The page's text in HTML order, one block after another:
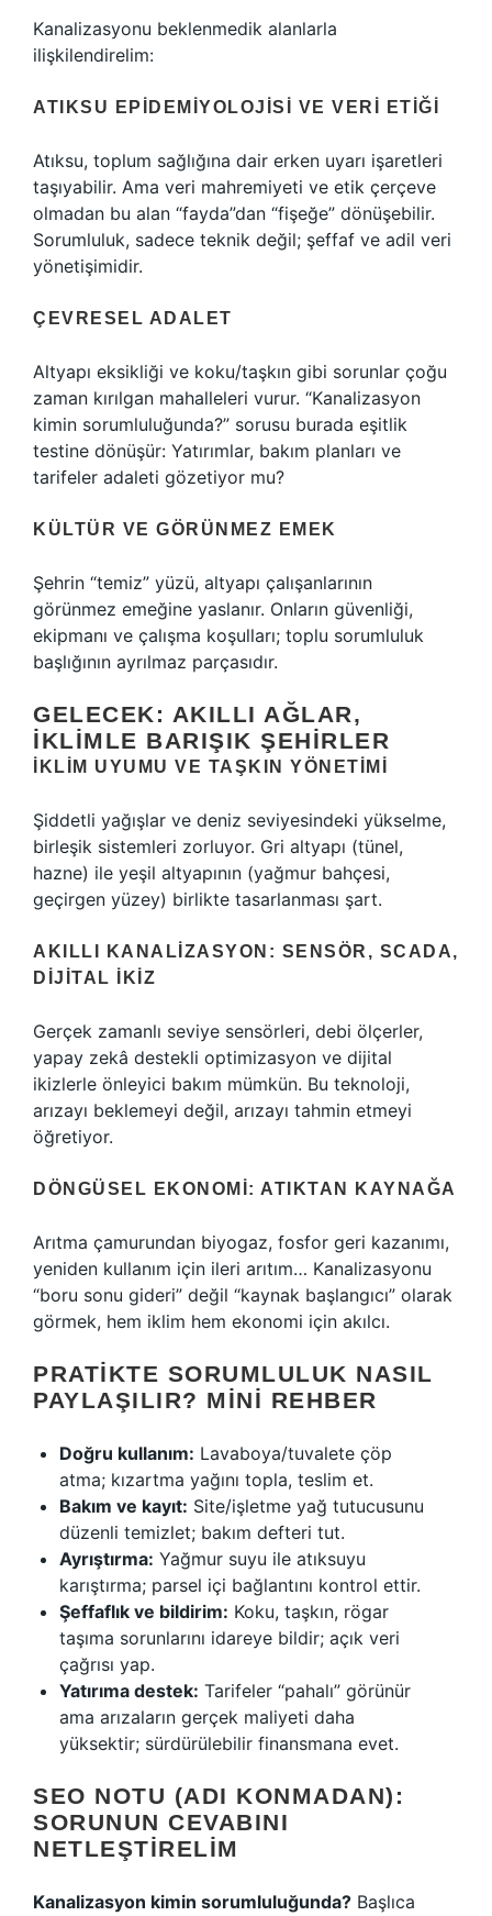
Kanalizasyonu beklenmedik alanlarla
ilişkilendirelim:
ATIKSU EPIDEMIYOLOJISI VE VERI ETIĞI
Atıksu, toplum sağlığına dair erken uyarı işaretleri
taşıyabilir. Ama veri mahremiyeti ve etik çerçeve
olmadan bu alan “fayda”dan “fişeğe” dönüşebilir.
Sorumluluk, sadece teknik değil; şeffaf ve adil veri
yönetişimidir.
ÇEVRESEL ADALET
Altyapı eksikliği ve koku/taşkın gibi sorunlar çoğu
zaman kırılgan mahalleleri vurur. “Kanalizasyon
kimin sorumluluğunda?” sorusu burada eşitlik
testine dönüşür: Yatırımlar, bakım planları ve
tarifeler adaleti gözetiyor mu?
KÜLTÜR VE GÖRÜNMEZ EMEK
Şehrin “temiz” yüzü, altyapı çalışanlarının
görünmez emeğine yaslanır. Onların güvenliği,
ekipmanı ve çalışma koşulları; toplu sorumluluk
başlığının ayrılmaz parçasıdır.
GELECEK: AKILLI AĞLAR,
İKLIMLE BARIŞIK ŞEHIRLER
İKLIM UYUMU VE TAŞKIN YÖNETIMI
Şiddetli yağışlar ve deniz seviyesindeki yükselme,
birleşik sistemleri zorluyor. Gri altyapı (tünel,
hazne) ile yeşil altyapının (yağmur bahçesi,
geçirgen yüzey) birlikte tasarlanması şart.
AKILLI KANALIZASYON: SENSÖR, SCADA,
DIJITAL İKIZ
Gerçek zamanlı seviye sensörleri, debi ölçerler,
yapay zekâ destekli optimizasyon ve dijital
ikizlerle önleyici bakım mümkün. Bu teknoloji,
arızayı beklemeyi değil, arızayı tahmin etmeyi
öğretiyor.
DÖNGÜSEL EKONOMI: ATIKTAN KAYNAĞA
Arıtma çamurundan biyogaz, fosfor geri kazanımı,
yeniden kullanım için ileri arıtım… Kanalizasyonu
“boru sonu gideri” değil “kaynak başlangıcı” olarak
görmek, hem iklim hem ekonomi için akılcı.
PRATIKTE SORUMLULUK NASIL
PAYLAŞILIR? MINI REHBER
Doğru kullanım: Lavaboya/tuvalete çöp
atma; kızartma yağını topla, teslim et.
Bakım ve kayıt: Site/işletme yağ tutucusunu
düzenli temizlet; bakım defteri tut.
Ayrıştırma: Yağmur suyu ile atıksuyu
karıştırma; parsel içi bağlantını kontrol ettir.
Şeffaflık ve bildirim: Koku, taşkın, rögar
taşıma sorunlarını idareye bildir; açık veri
çağrısı yap.
Yatırıma destek: Tarifeler “pahalı” görünür
ama arızaların gerçek maliyeti daha
yüksektir; sürdürülebilir finansmana evet.
SEO NOTU (ADI KONMADAN):
SORUNUN CEVABINI
NETLEŞTIRELIM
Kanalizasyon kimin sorumluluğunda? Başlıca